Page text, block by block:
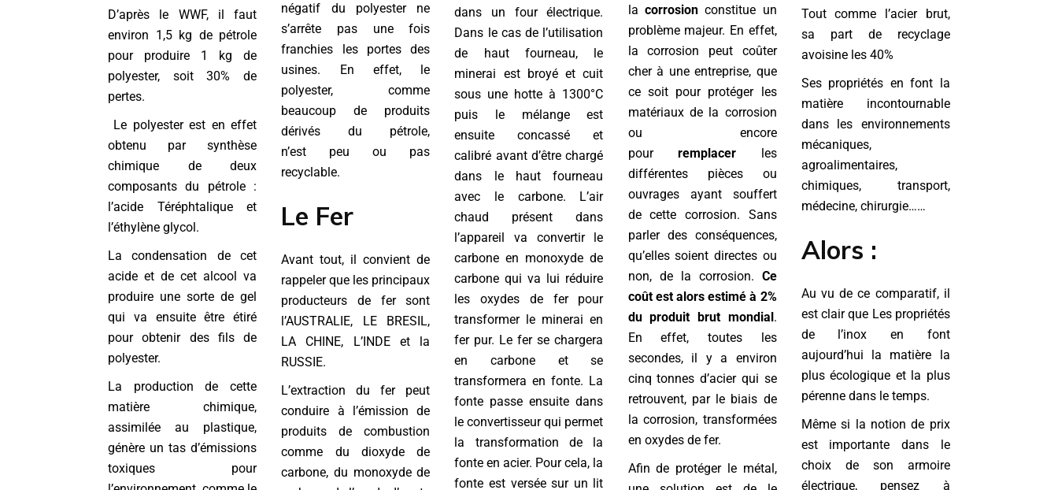
D’après le WWF, il faut
environ 1,5 kg de pétrole
pour produire 1 kg de
polyester, soit 30% de
pertes.
Le polyester est en effet
obtenu par synthèse
chimique de deux
composants du pétrole :
l’acide Téréphtalique et
l’éthylène glycol.
La condensation de cet
acide et de cet alcool va
produire une sorte de gel
qui va ensuite être étiré
pour obtenir des fils de
polyester.
La production de cette
matière chimique,
assimilée au plastique,
génère un tas d’émissions
toxiques pour
négatif du polyester ne
s’arrête pas une fois
franchies les portes des
usines. En effet, le
polyester, comme
beaucoup de produits
dérivés du pétrole,
n’est peu ou pas
recyclable.
Le Fer
Avant tout, il convient de
rappeler que les principaux
producteurs de fer sont
l’AUSTRALIE, LE BRESIL,
LA CHINE, L’INDE et la
RUSSIE.
L’extraction du fer peut
conduire à l’émission de
produits de combustion
comme du dioxyde de
carbone, du monoxyde de
dans un four électrique.
Dans le cas de l’utilisation
de haut fourneau, le
minerai est broyé et cuit
sous une hotte à 1300°C
puis le mélange est
ensuite concassé et
calibré avant d’être chargé
dans le haut fourneau
avec le carbone. L’air
chaud présent dans
l’appareil va convertir le
carbone en monoxyde de
carbone qui va lui réduire
les oxydes de fer pour
transformer le minerai en
fer pur. Le fer se chargera
en carbone et se
transformera en fonte. La
fonte passe ensuite dans
le convertisseur qui permet
la transformation de la
fonte en acier. Pour cela, la
fonte est versée sur un lit
la corrosionconstitue un
problème majeur. En effet,
la corrosion peut coûter
cher à une entreprise, que
ce soit pour protéger les
matériaux de la corrosion
ou encore
pour remplacerles
différentes pièces ou
ouvrages ayant souffert
de cette corrosion. Sans
parler des conséquences,
qu’elles soient directes ou
non, de la corrosion. Ce
coût est alors estimé à 2%
du produit brut mondial.
En effet, toutes les
secondes, il y a environ
cinq tonnes d’acier qui se
retrouvent, par le biais de
la corrosion, transformées
en oxydes de fer.
Afin de protéger le métal,
Tout comme l’acier brut,
sa part de recyclage
avoisine les 40%
Ses propriétés en font la
matière incontournable
dans les environnements
mécaniques,
agroalimentaires,
chimiques, transport,
médecine, chirurgie……
Alors :
Au vu de ce comparatif, il
est clair que Les propriétés
de l’inox en font
aujourd’hui la matière la
plus écologique et la plus
pérenne dans le temps.
Même si la notion de prix
est importante dans le
choix de son armoire
électrique, pensez à